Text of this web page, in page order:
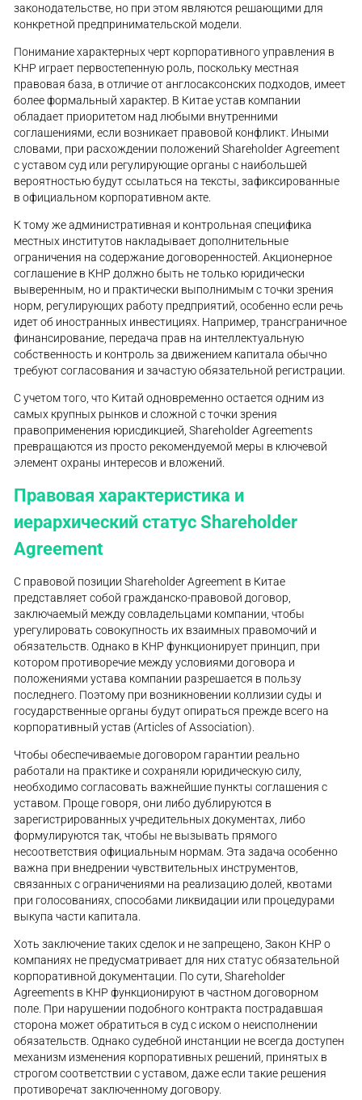
законодательстве, но при этом являются решающими для
конкретной предпринимательской модели.
Понимание характерных черт корпоративного управления в
КНР играет первостепенную роль, поскольку местная
правовая база, в отличие от англосаксонских подходов, имеет
более формальный характер. В Китае устав компании
обладает приоритетом над любыми внутренними
соглашениями, если возникает правовой конфликт. Иными
словами, при расхождении положений Shareholder Agreement
с уставом суд или регулирующие органы с наибольшей
вероятностью будут ссылаться на тексты, зафиксированные
в официальном корпоративном акте.
К тому же административная и контрольная специфика
местных институтов накладывает дополнительные
ограничения на содержание договоренностей. Акционерное
соглашение в КНР должно быть не только юридически
выверенным, но и практически выполнимым с точки зрения
норм, регулирующих работу предприятий, особенно если речь
идет об иностранных инвестициях. Например, трансграничное
финансирование, передача прав на интеллектуальную
собственность и контроль за движением капитала обычно
требуют согласования и зачастую обязательной регистрации.
С учетом того, что Китай одновременно остается одним из
самых крупных рынков и сложной с точки зрения
правоприменения юрисдикцией, Shareholder Agreements
превращаются из просто рекомендуемой меры в ключевой
элемент охраны интересов и вложений.
Правовая характеристика и
иерархический статус Shareholder
Agreement
С правовой позиции Shareholder Agreement в Китае
представляет собой гражданско-правовой договор,
заключаемый между совладельцами компании, чтобы
урегулировать совокупность их взаимных правомочий и
обязательств. Однако в КНР функционирует принцип, при
котором противоречие между условиями договора и
положениями устава компании разрешается в пользу
последнего. Поэтому при возникновении коллизии суды и
государственные органы будут опираться прежде всего на
корпоративный устав (Articles of Association).
Чтобы обеспечиваемые договором гарантии реально
работали на практике и сохраняли юридическую силу,
необходимо согласовать важнейшие пункты соглашения с
уставом. Проще говоря, они либо дублируются в
зарегистрированных учредительных документах, либо
формулируются так, чтобы не вызывать прямого
несоответствия официальным нормам. Эта задача особенно
важна при внедрении чувствительных инструментов,
связанных с ограничениями на реализацию долей, квотами
при голосованиях, способами ликвидации или процедурами
выкупа части капитала.
Хоть заключение таких сделок и не запрещено, Закон КНР о
компаниях не предусматривает для них статус обязательной
корпоративной документации. По сути, Shareholder
Agreements в КНР функционируют в частном договорном
поле. При нарушении подобного контракта пострадавшая
сторона может обратиться в суд с иском о неисполнении
обязательств. Однако судебной инстанции не всегда доступен
механизм изменения корпоративных решений, принятых в
строгом соответствии с уставом, даже если такие решения
противоречат заключенному договору.